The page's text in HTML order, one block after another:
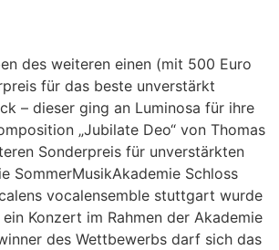
des weiteren einen (mit 500 Euro
für das beste unverstärkt
– dieser ging an Luminosa für ihre
„Jubilate Deo“ von Thomas
Sonderpreis für unverstärkten
SommerMusikAkademie Schloss
vocalensemble stuttgart wurde
Konzert im Rahmen der Akademie
des Wettbewerbs darf sich das